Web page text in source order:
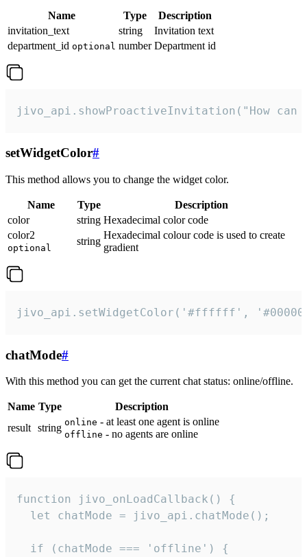
Name Type
Description
invitation_text
string
Invitation text
department_id optional number Department id
jivo_api.showProactiveInvitation("How
setWidgetColor#
This method allows you to change the widget color.
Name Type
Description
color
string Hexadecimal color code
color2
optional
string
Hexadecimal colour code is used to create
gradient
jivo_api.setWidgetColor('#ffffff',
chatMode#
With this method you can get the current chat status: online/offline.
Name Type
Description
result string online - at least one agent is online
offline - no agents are online
function jivo_onLoadCallback() {
  let chatMode = jivo_api.chatMode();
  if (chatMode === 'offline') {